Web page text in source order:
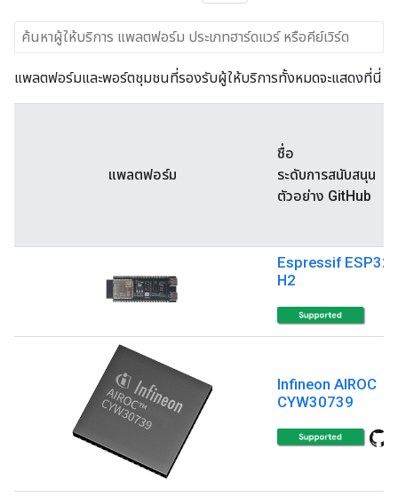
แพลตฟอร์มและพอร์ตชุมชนที่รองรับผู้ให้บริการทั้งหมดจะแสดงที่นี่
แพลตฟอร์ม
ชื่อ
ระดับการสนับสนุน
ตัวอย่าง GitHub
Espressif ESP32-
H2
Infineon AIROC
CYW30739